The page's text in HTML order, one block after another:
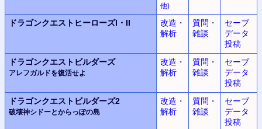
他)
ドラゴンクエストヒーローズI・II
改造・
解析
質問・
雑談
セーブ
データ
投稿
ドラゴンクエストビルダーズ
アレフガルドを復活せよ
改造・
解析
質問・
雑談
セーブ
データ
投稿
ドラゴンクエストビルダーズ2
破壊神シドーとからっぽの島
改造・
解析
質問・
雑談
セーブ
データ
投稿